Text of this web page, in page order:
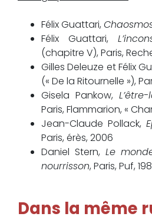
Félix Guattari,
Félix Guattari,
(chapitre V), Paris,
Gilles Deleuze et Félix
(« De la Ritournelle »),
Gisela Pankow,
Paris, Flammarion, «
Jean-Claude Pollack,
Paris, érès, 2006
Daniel Stern, Le
nourrisson, Paris, Puf,
Dans la même